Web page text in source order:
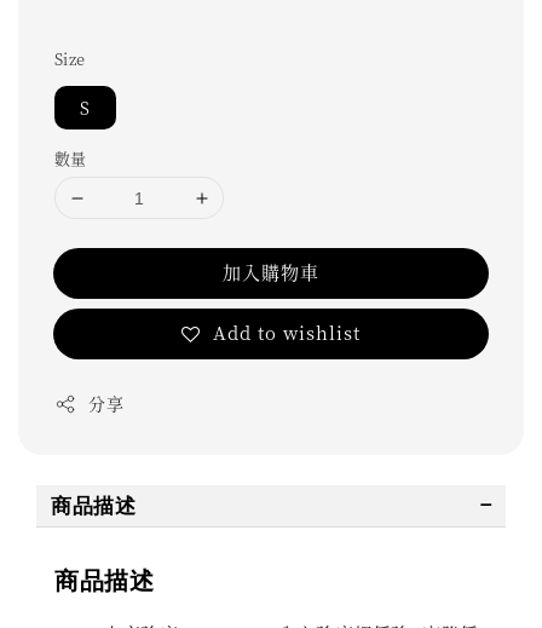
Size
S
數量
加入購物車
Add to wishlist
分享
商品描述
商品描述